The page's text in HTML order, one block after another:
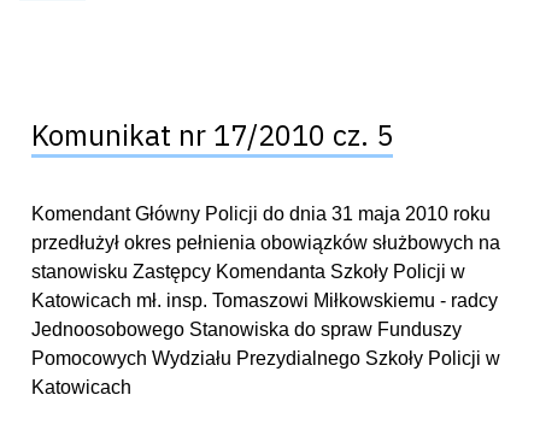
Komunikat nr 17/2010 cz. 5
Komendant Główny Policji do dnia 31 maja 2010 roku
przedłużył okres pełnienia obowiązków służbowych na
stanowisku Zastępcy Komendanta Szkoły Policji w
Katowicach mł. insp. Tomaszowi Miłkowskiemu - radcy
Jednoosobowego Stanowiska do spraw Funduszy
Pomocowych Wydziału Prezydialnego Szkoły Policji w
Katowicach